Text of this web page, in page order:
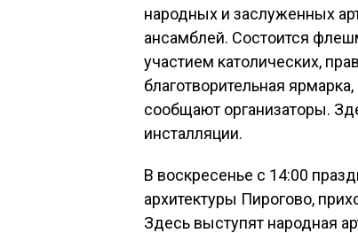
народных и заслуженных
ансамблей. Состоится
участием католических,
благотворительная
сообщают организаторы.
инсталляции.
В воскресенье с 14:00
архитектуры Пирогово,
Здесь выступят народная